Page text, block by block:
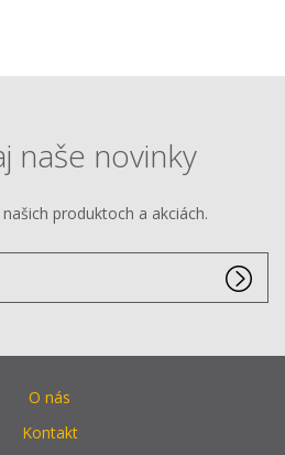
naše novinky
produktoch a akciách.
O nás
Kontakt